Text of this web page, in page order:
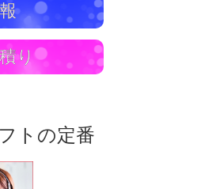
り
トの定番